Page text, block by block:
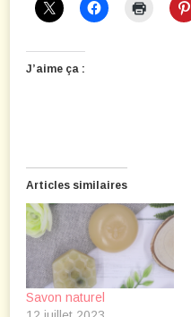
J’aime ça :
Articles similaires
Savon naturel